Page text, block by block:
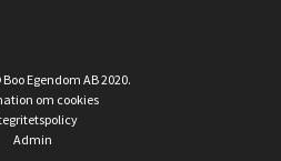
Egendom AB 2020.
om cookies
Admin